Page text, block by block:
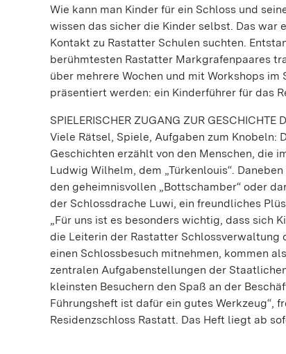
Wie kann man Kinder für ein Schloss und
wissen das sicher die Kinder selbst. Das war
Kontakt zu Rastatter Schulen suchten.
berühmtesten Rastatter Markgrafenpaares
über mehrere Wochen und mit Workshops
präsentiert werden: ein Kinderführer für das
SPIELERISCHER ZUGANG ZUR GESCHICHTE
Viele Rätsel, Spiele, Aufgaben zum
Geschichten erzählt von den Menschen, die
Ludwig Wilhelm, dem „Türkenlouis“.
den geheimnisvollen „Bottschamber“ oder
der Schlossdrache Luwi, ein freundliches
„Für uns ist es besonders wichtig, dass sich
die Leiterin der Rastatter Schlossverwaltung
einen Schlossbesuch mitnehmen, kommen
zentralen Aufgabenstellungen der
kleinsten Besuchern den Spaß an der
Führungsheft ist dafür ein gutes Werkzeug“,
Residenzschloss Rastatt. Das Heft liegt ab